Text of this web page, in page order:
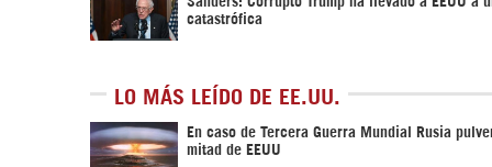
catastrófica
LO MÁS LEÍDO DE EE.UU.
En caso de Tercera Guerra Mundial Rusia
mitad de EEUU